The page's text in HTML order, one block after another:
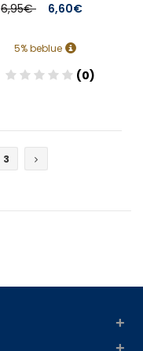
6,95€ 6,60€
5% beblue
(0)
3
+